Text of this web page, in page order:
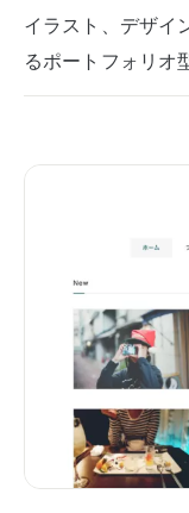
イラスト、デザイ
るポートフォリオ